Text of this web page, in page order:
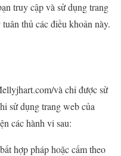
truy cập và sử dụng trang
thủ các điều khoản này.
và chỉ được sử
sử dụng trang web của
các hành vi sau:
hợp pháp hoặc cấm theo